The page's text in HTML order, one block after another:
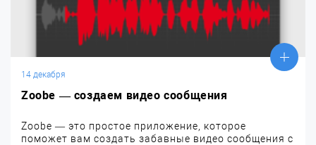
14 декабря
Zoobe — создаем видео сообщения
Zoobe — это простое приложение, которое
поможет вам создать забавные видео сообщения с